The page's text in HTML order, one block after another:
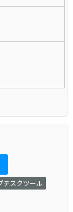
デスクツール